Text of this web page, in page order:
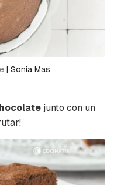
| Sonia Mas
junto con un